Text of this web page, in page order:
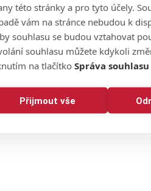
této stránky a pro tyto účely.
vám na stránce nebudou k
souhlasu se budou vztahovat
souhlasu můžete kdykoli
na tlačítko Správa souhlasu
Přijmout vše